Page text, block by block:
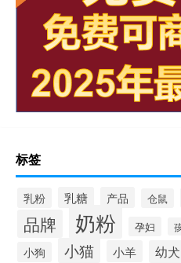
标签
乳粉 乳糖 产品 仓鼠
品牌 奶粉 孕妇
小狗 小猫 小羊 幼犬